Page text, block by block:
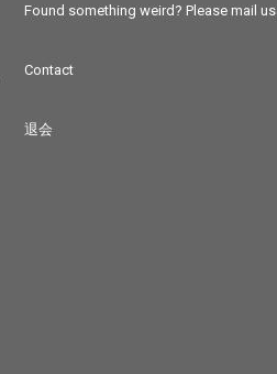
Found something weird? Please mail us
Contact
退会